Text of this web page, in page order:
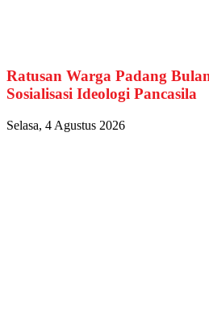
Ratusan Warga Padang
Sosialisasi Ideologi Pancasila
Selasa, 4 Agustus 2026